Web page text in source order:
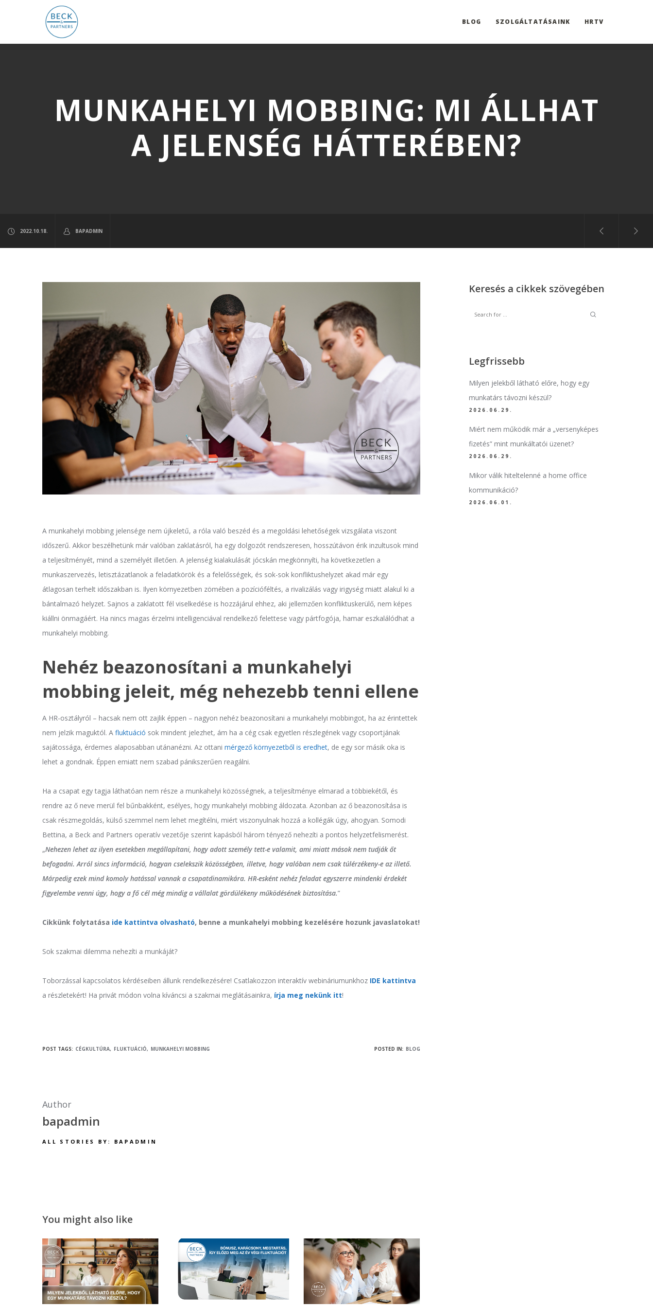
BLOG SZOLGÁLTATÁSAINK HRTV
MUNKAHELYI MOBBING: MI ÁLLHAT
A JELENSÉG HÁTTERÉBEN?
2022.10.18. BAPADMIN
A munkahelyi mobbing jelensége nem újkeletű, a róla való beszéd és a megoldási lehetőségek vizsgálata viszont
időszerű. Akkor beszélhetünk már valóban zaklatásról, ha egy dolgozót rendszeresen, hosszútávon érik inzultusok mind
a teljesítményét, mind a személyét illetően. A jelenség kialakulását jócskán megkönnyíti, ha következetlen a
munkaszervezés, letisztázatlanok a feladatkörök és a felelősségek, és sok-sok konfliktushelyzet akad már egy
átlagosan terhelt időszakban is. Ilyen környezetben zömében a pozícióféltés, a rivalizálás vagy irigység miatt alakul ki a
bántalmazó helyzet. Sajnos a zaklatott fél viselkedése is hozzájárul ehhez, aki jellemzően konfliktuskerülő, nem képes
kiállni önmagáért. Ha nincs magas érzelmi intelligenciával rendelkező felettese vagy pártfogója, hamar eszkalálódhat a
munkahelyi mobbing.
Nehéz beazonosítani a munkahelyi
mobbing jeleit, még nehezebb tenni ellene
A HR-osztályról – hacsak nem ott zajlik éppen – nagyon nehéz beazonosítani a munkahelyi mobbingot, ha az érintettek
nem jelzik maguktól. A fluktuáció sok mindent jelezhet, ám ha a cég csak egyetlen részlegének vagy csoportjának
sajátossága, érdemes alaposabban utánanézni. Az ottani mérgező környezetből is eredhet, de egy sor másik oka is
lehet a gondnak. Éppen emiatt nem szabad pánikszerűen reagálni.
Ha a csapat egy tagja láthatóan nem része a munkahelyi közösségnek, a teljesítménye elmarad a többiekétől, és
rendre az ő neve merül fel bűnbakként, esélyes, hogy munkahelyi mobbing áldozata. Azonban az ő beazonosítása is
csak részmegoldás, külső szemmel nem lehet megítélni, miért viszonyulnak hozzá a kollégák úgy, ahogyan. Somodi
Bettina, a Beck and Partners operatív vezetője szerint kapásból három tényező nehezíti a pontos helyzetfelismerést.
„Nehezen lehet az ilyen esetekben megállapítani, hogy adott személy tett-e valamit, ami miatt mások nem tudják őt
befogadni. Arról sincs információ, hogyan cselekszik közösségben, illetve, hogy valóban nem csak túlérzékeny-e az illető.
Márpedig ezek mind komoly hatással vannak a csapatdinamikára. HR-esként nehéz feladat egyszerre mindenki érdekét
figyelembe venni úgy, hogy a fő cél még mindig a vállalat gördülékeny működésének biztosítása.”
Cikkünk folytatása ide kattintva olvasható, benne a munkahelyi mobbing kezelésére hozunk javaslatokat!
Sok szakmai dilemma nehezíti a munkáját?
Toborzással kapcsolatos kérdéseiben állunk rendelkezésére! Csatlakozzon interaktív webináriumunkhoz IDE kattintva
a részletekért! Ha privát módon volna kíváncsi a szakmai meglátásainkra, írja meg nekünk itt!
POST TAGS: CÉGKULTÚRA FLUKTUÁCIÓ MUNKAHELYI MOBBING POSTED IN: BLOG
Author
bapadmin
ALL STORIES BY: BAPADMIN
You might also like
Keresés a cikkek szövegében
Legfrissebb
Milyen jelekből látható előre, hogy egy
munkatárs távozni készül?
2026.06.29.
Miért nem működik már a „versenyképes
fizetés” mint munkáltatói üzenet?
2026.06.29.
Mikor válik hiteltelenné a home office
kommunikáció?
2026.06.01.